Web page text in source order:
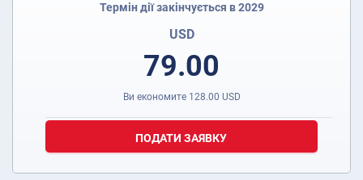
Термін дії закінчується в 2029
USD
79.00
Ви економите 128.00 USD
ПОДАТИ ЗАЯВКУ